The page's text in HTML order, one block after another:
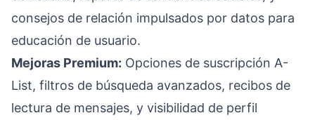
consejos de relación impulsados por datos para
educación de usuario.
Mejoras Premium: Opciones de suscripción A-
List, filtros de búsqueda avanzados, recibos de
lectura de mensajes, y visibilidad de perfil